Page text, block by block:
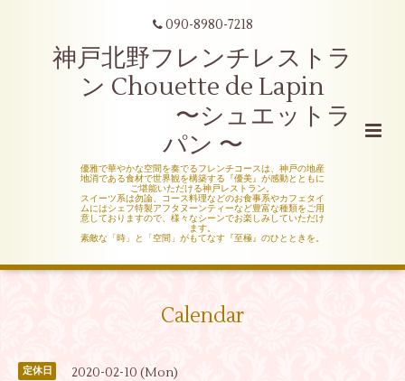
090-8980-7218
神戸北野フレンチレストラ
ン Chouette de Lapin
〜シュエットラ
パン 〜
優雅で華やかな空間を奏でるフレンチコースは、神戸の地産
地消である食材で世界観を構築する『優美』が感動とともに
ご堪能いただける神戸レストラン。
スイーツ系は勿論、コース料理などのお食事系やカフェタイ
ムにはシェフ特製アフタヌーンティーなど豊富な種類をご用
意しておりますので、様々なシーンでお楽しみしていただけ
ます。
素敵な「時」と「空間」がもてなす『至極』のひとときを。
Calendar
定休日 2020-02-10 (Mon)